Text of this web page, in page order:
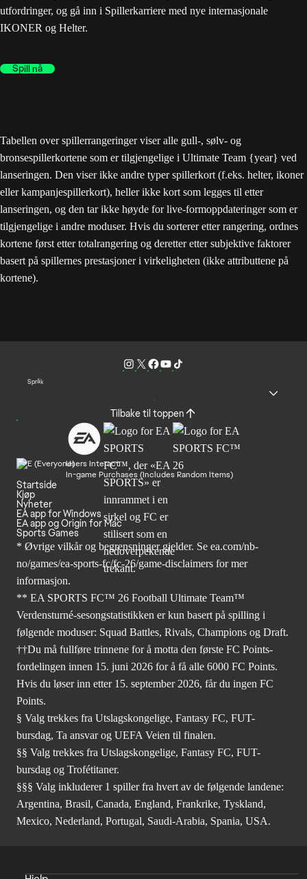
utfordringer, og gå inn i Spillerkarriere med nye internasjonale
IKONER og Helter.
Spill nå
Tabellen over spillerrangeringer viser alle gull-, sølv- og
bronsespillerkortene som er tilgjengelige i Ultimate Team {year} ved
lanseringen. Den viser ikke andre typer spillerkort (f.eks. helter, ikoner
eller kampanjespillerkort), heller ikke kort som legges til etter
lanseringen, og den tar ikke høyde for live-formoppdateringer som er
tilgjengelige i andre moduser. Hvis du sorterer etter rangering, ordnes
kortene først etter totalrangering og deretter etter subjektive faktorer
basert på spillernes prestasjoner i virkeligheten (ikke attributtene på
kortene).
Språk
Tilbake til toppen
Users Interact
In-game Purchases (Includes Random Items)
Startside
Kjøp
Nyheter
EA app for Windows
EA app og Origin for Mac
Sports Games
* Øvrige vilkår og begrensninger gjelder. Se ea.com/nb-
no/games/ea-sports-fc/fc-26/game-disclaimers for mer
informasjon.
** EA SPORTS FC™ 26 Football Ultimate Team™
Verdensturné-sesongstatistikken er kun basert på spilling i
følgende moduser: Squad Battles, Rivals, Champions og Draft.
††Du må fullføre trinnene for å motta den første FC Points-
fordelingen innen 15. juni 2026 for å få alle 6000 FC Points.
Hvis du løser inn etter 15. september 2026, får du ingen FC
Points.
§ Valg trekkes fra Utslagskongelige, Fantasy FC, FUT-
bursdag, Ta ansvar og UEFA Veien til finalen.
§§ Valg trekkes fra Utslagskongelige, Fantasy FC, FUT-
bursdag og Trofétitaner.
§§§ Valg inkluderer 1 spiller fra hvert av de følgende landene:
Argentina, Brasil, Canada, England, Frankrike, Tyskland,
Mexico, Nederland, Portugal, Saudi-Arabia, Spania, USA.